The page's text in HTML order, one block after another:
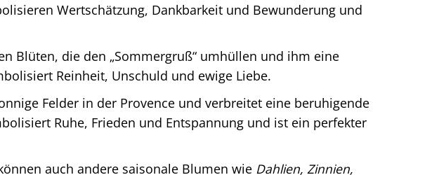
Wertschätzung, Dankbarkeit und Bewunderung und
Blüten, die den „Sommergruß“ umhüllen und ihm eine
Reinheit, Unschuld und ewige Liebe.
Felder in der Provence und verbreitet eine beruhigende
Ruhe, Frieden und Entspannung und ist ein perfekter
auch andere saisonale Blumen wie Dahlien, Zinnien,